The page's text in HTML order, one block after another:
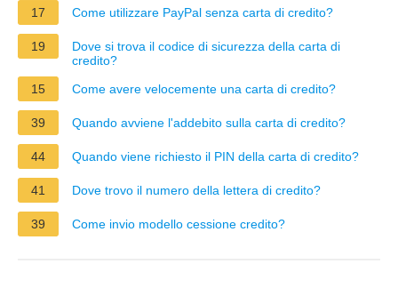
17 Come utilizzare PayPal senza carta di credito?
19
Dove si trova il codice di sicurezza della carta di
credito?
15
Come avere velocemente una carta di credito?
39 Quando avviene l'addebito sulla carta di credito?
44 Quando viene richiesto il PIN della carta di credito?
41 Dove trovo il numero della lettera di credito?
39 Come invio modello cessione credito?